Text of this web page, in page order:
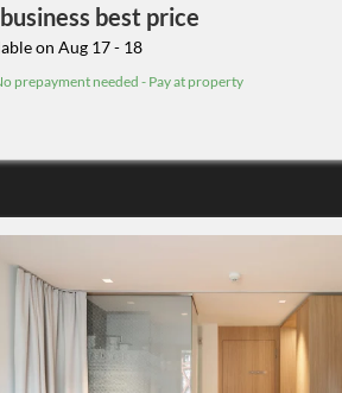
best price
on Aug 17 - 18
prepayment needed - Pay at property